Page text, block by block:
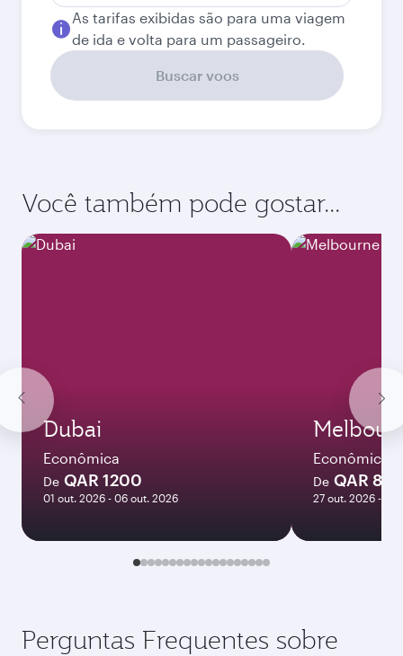
As tarifas exibidas são para uma viagem
de ida e volta para um passageiro.
Buscar voos
Você também pode gostar...
Dubai
Econômica
De QAR 1200
01 out. 2026 - 06 out. 2026
Econômica
De QAR
27 out. 2026 - 03
Perguntas Frequentes sobre